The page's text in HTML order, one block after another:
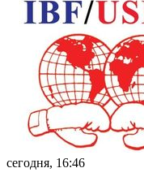
сегодня, 16:46